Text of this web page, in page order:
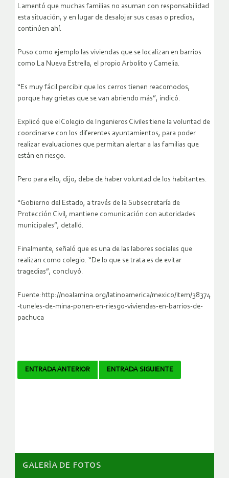
Lamentó que muchas familias no asuman con responsabilidad
esta situación, y en lugar de desalojar sus casas o predios,
continúen ahí.
Puso como ejemplo las viviendas que se localizan en barrios
como La Nueva Estrella, el propio Arbolito y Camelia.
“Es muy fácil percibir que los cerros tienen reacomodos,
porque hay grietas que se van abriendo más”, indicó.
Explicó que el Colegio de Ingenieros Civiles tiene la voluntad de
coordinarse con los diferentes ayuntamientos, para poder
realizar evaluaciones que permitan alertar a las familias que
están en riesgo.
Pero para ello, dijo, debe de haber voluntad de los habitantes.
“Gobierno del Estado, a través de la Subsecretaría de
Protección Civil, mantiene comunicación con autoridades
municipales”, detalló.
Finalmente, señaló que es una de las labores sociales que
realizan como colegio. “De lo que se trata es de evitar
tragedias”, concluyó.
Fuente:http://noalamina.org/latinoamerica/mexico/item/38374
-tuneles-de-mina-ponen-en-riesgo-viviendas-en-barrios-de-
pachuca
Navegador
ENTRADA ANTERIOR ENTRADA SIGUIENTE
GALERÌA DE FOTOS